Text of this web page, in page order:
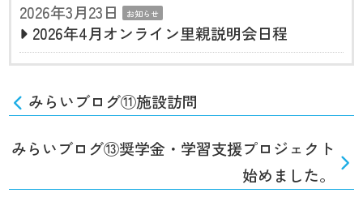
2026年3月23日
お知らせ
2026年4月オンライン里親説明会日程
みらいブログ⑪施設訪問
みらいブログ⑬奨学金・学習支援プロジェクト
始めました。